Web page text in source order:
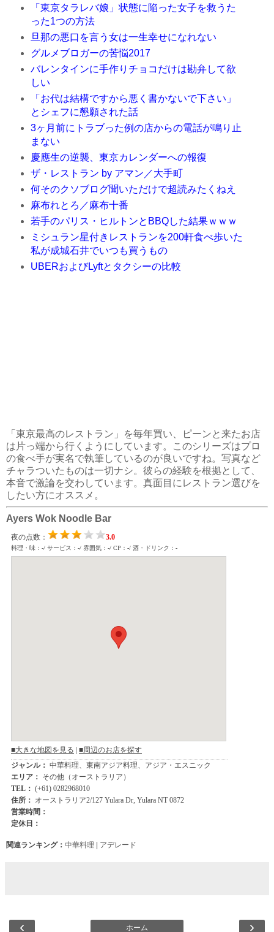
「東京タラレバ娘」状態に陥った女子を救うた
った1つの方法
旦那の悪口を言う女は一生幸せになれない
グルメブロガーの苦悩2017
バレンタインに手作りチョコだけは勘弁して欲
しい
「お代は結構ですから悪く書かないで下さい」
とシェフに懇願された話
3ヶ月前にトラブった例の店からの電話が鳴り止
まない
慶應生の逆襲、東京カレンダーへの報復
ザ・レストラン by アマン／大手町
何そのクソブログ聞いただけで超読みたくねえ
麻布れとろ／麻布十番
若手のパリス・ヒルトンとBBQした結果ｗｗｗ
ミシュラン星付きレストランを200軒食べ歩いた
私が成城石井でいつも買うもの
UBERおよびLyftとタクシーの比較
「東京最高のレストラン」を毎年買い、ピーンと来たお店
は片っ端から行くようにしています。このシリーズはプロ
の食べ手が実名で執筆しているのが良いですね。写真など
チャラついたものは一切ナシ。彼らの経験を根拠として、
本音で激論を交わしています。真面目にレストラン選びを
したい方にオススメ。
Ayers Wok Noodle Bar
関連ランキング： 中華料理 | アデレード
‹ ›
ホーム